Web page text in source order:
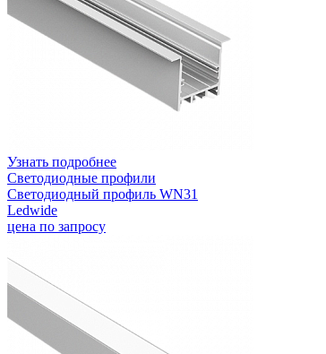
Узнать подробнее
Светодиодные профили
Светодиодный профиль WN31
Ledwide
цена по запросу